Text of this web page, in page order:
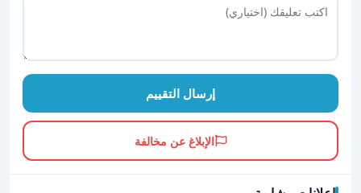
إرسال التقييم
الإبلاغ عن مخالفة